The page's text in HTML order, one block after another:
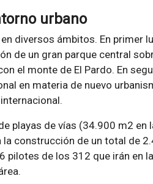
urbano
diversos ámbitos. En primer
de un gran parque central
el monte de El Pardo. En
en materia de nuevo
playas de vías (34.900 m2 en
la construcción de un total de
pilotes de los 312 que irán en